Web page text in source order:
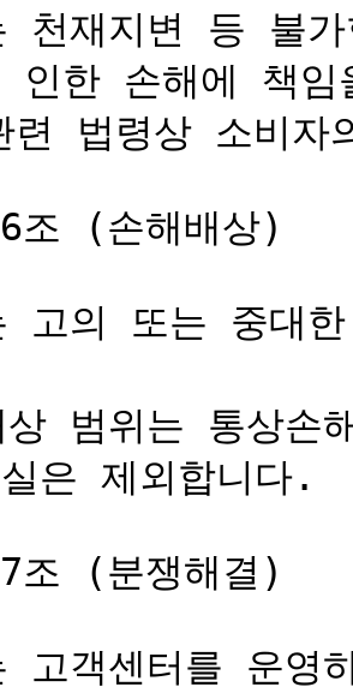
천재지변 등 불
인한 손해에 책
법령상 소비자
조 (손해배상)
고의 또는 중대
범위는 통상손
은 제외합니다.
조 (분쟁해결)
고객센터를 운영